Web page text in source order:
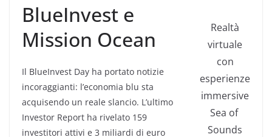
Realtà
virtuale
con
esperienze
immersive
Sea of ​​
Sounds
BlueInvest e
Mission Ocean
Il BlueInvest Day ha portato notizie
incoraggianti: l’economia blu sta
acquisendo un reale slancio. L’ultimo
Investor Report ha rivelato 159
investitori attivi e 3 miliardi di euro